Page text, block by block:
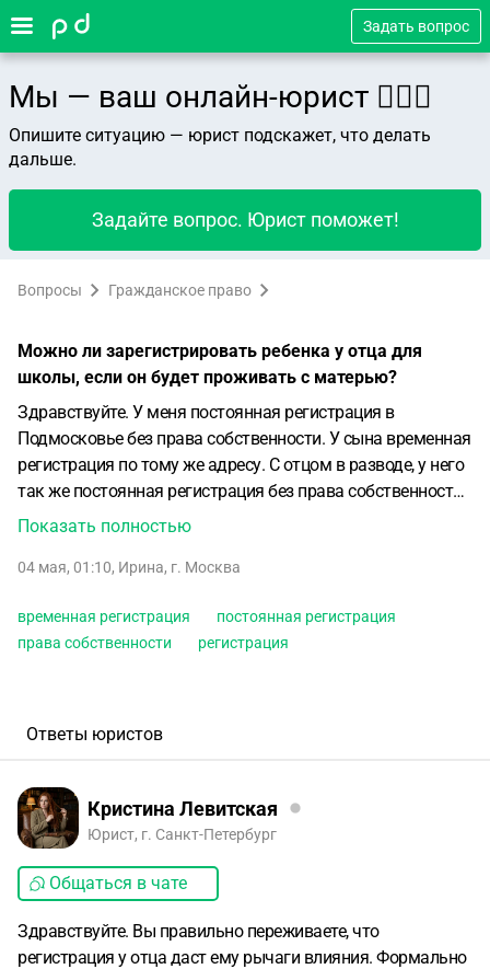
Задать вопрос
Мы — ваш онлайн-юрист 👨🏻‍⚖️
Опишите ситуацию — юрист подскажет, что делать
дальше.
Задайте вопрос. Юрист поможет!
Вопросы Гражданское право
Можно ли зарегистрировать ребенка у отца для
школы, если он будет проживать с матерью?
Здравствуйте. У меня постоянная регистрация в
Подмосковье без права собственности. У сына временная
регистрация по тому же адресу. С отцом в разводе, у него
так же постоянная регистрация без права собственности
в Москве. Хочу отдать сына в московскую школу. Отец
между собой мы не особо ладим, часто не получается
Подскажите пожалуйста, если я соглашусь на
регистрацию с отцом, но сын со мной останется жить, как
отец иметь какие-то привилегии и права на ребёнка? Сыну
Показать полностью
04 мая, 01:10, Ирина, г. Москва
временная регистрация
постоянная регистрация
права собственности
регистрация
Ответы юристов
Кристина Левитская
Юрист, г. Санкт-Петербург
Общаться в чате
Здравствуйте. Вы правильно переживаете, что
регистрация у отца даст ему рычаги влияния. Формально